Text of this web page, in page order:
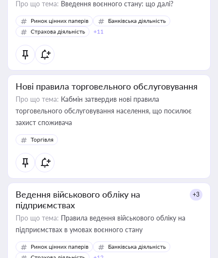
Про що тема: Введення воєнного стану: що далі?
Ринок цінних паперів
Банківська діяльність
Страхова діяльність
+11
Нові правила торговельного обслуговування
Про що тема: Кабмін затвердив нові правила
торговельного обслуговування населення, що посилює
захист споживача
Торгівля
Ведення військового обліку на
підприємствах
+3
Про що тема: Правила ведення військового обліку на
підприємствах в умовах воєнного стану
Ринок цінних паперів
Банківська діяльність